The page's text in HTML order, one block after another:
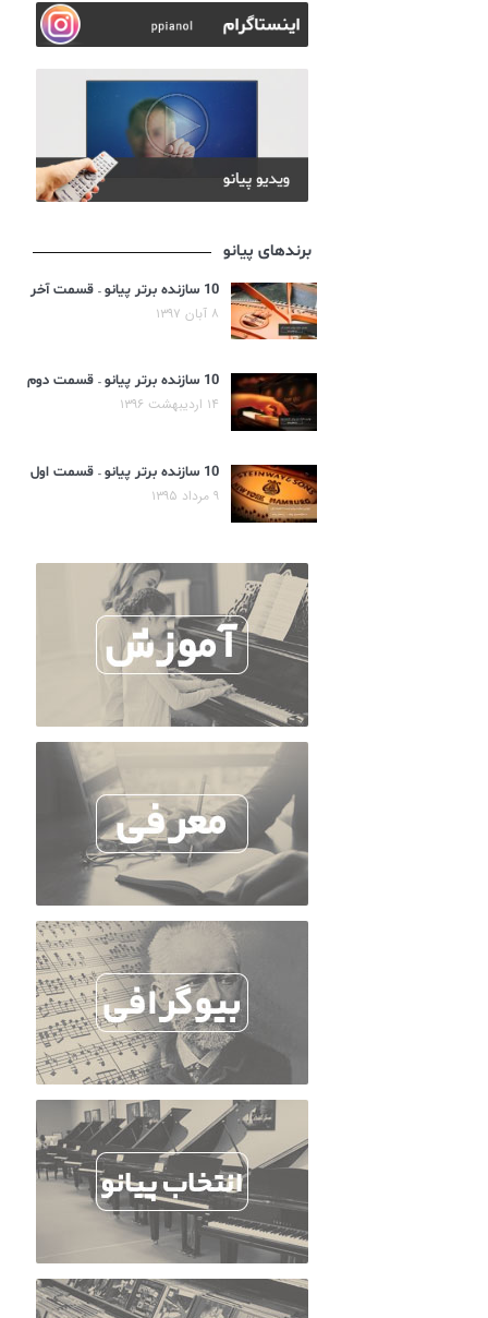
برندهای پیانو
10 سازنده برتر پیانو – قسمت آخر
۸ آبان ۱۳۹۷
10 سازنده برتر پیانو – قسمت دوم
۱۴ اردیبهشت ۱۳۹۶
10 سازنده برتر پیانو – قسمت اول
۹ مرداد ۱۳۹۵